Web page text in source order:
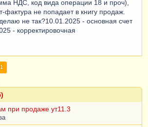
НДС, код вида операции 18 и проч),
фактура не попадает в книгу продаж.
не так?10.01.2025 - основная счет
- корректировочная
1
при продаже ут11.3